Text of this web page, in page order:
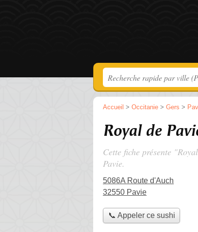
Accueil > Occitanie > Gers >
Royal de
Cette fiche présente
Pavie.
5086A Route d'Auch
32550 Pavie
📞 Appeler ce sushi